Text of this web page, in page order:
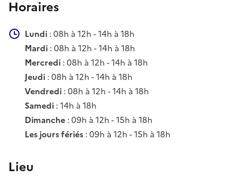
Horaires
Lundi : 08h à 12h - 14h à 18h
Mardi : 08h à 12h - 14h à 18h
Mercredi : 08h à 12h - 14h à 18h
Jeudi : 08h à 12h - 14h à 18h
Vendredi : 08h à 12h - 14h à 18h
Samedi : 14h à 18h
Dimanche : 09h à 12h - 15h à 18h
Les jours fériés : 09h à 12h - 15h à 18h
Lieu